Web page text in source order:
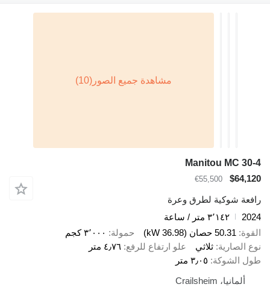
Manitou MC 30-4
$64,120
€55,500
رافعة شوكية لطرق وعرة
2024
٣٬١٤٢ متر / ساعة
القوة 50.31 حصان (36.98 kW) حمولة
٣٬٠٠٠ كجم
نوع الصارية ثلاثي علو ارتفاع للرفع ٤٫٧٦ متر
طول الشوكة ٣٫٠٥ متر
ألمانيا، Crailsheim